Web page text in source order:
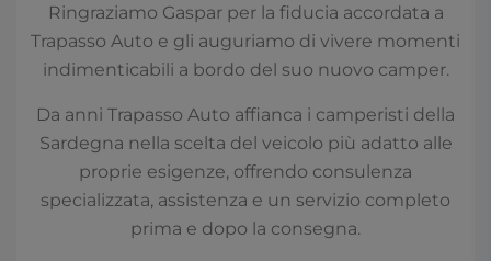
Ringraziamo Gaspar per la fiducia accordata a
Trapasso Auto e gli auguriamo di vivere momenti
indimenticabili a bordo del suo nuovo camper.
Da anni Trapasso Auto affianca i camperisti della
Sardegna nella scelta del veicolo più adatto alle
proprie esigenze, offrendo consulenza
specializzata, assistenza e un servizio completo
prima e dopo la consegna.